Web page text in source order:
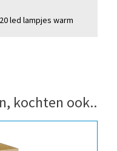
led lampjes warm
kochten ook..